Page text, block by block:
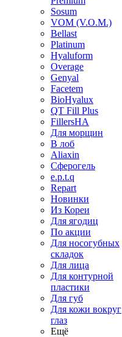
Sosum
VOM (V.O.M.)
Bellast
Platinum
Hyaluform
Overage
Genyal
Facetem
BioHyalux
QT Fill Plus
FillersHA
Для морщин
В лоб
Aliaxin
Сферогель
e.p.t.q
Repart
Новинки
Из Кореи
Для ягодиц
По акции
Для носогубных
складок
Для лица
Для контурной
пластики
Для губ
Для кожи вокруг
глаз
Ещё